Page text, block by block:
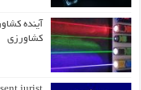
آینده
کشاورزی